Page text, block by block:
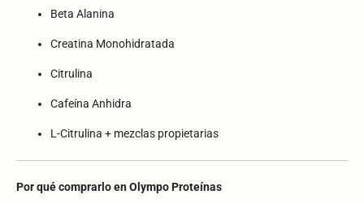
Beta Alanina
Creatina Monohidratada
Citrulina
Cafeína Anhidra
L-Citrulina + mezclas propietarias
Por qué comprarlo en Olympo Proteínas